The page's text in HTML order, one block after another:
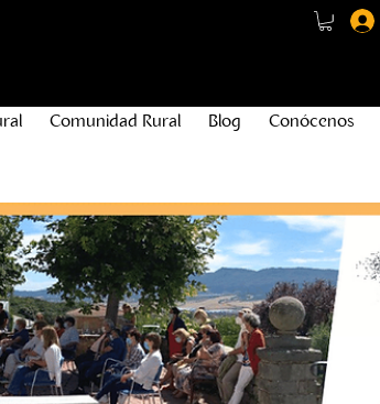
Comunidad Rural Blog Conócenos